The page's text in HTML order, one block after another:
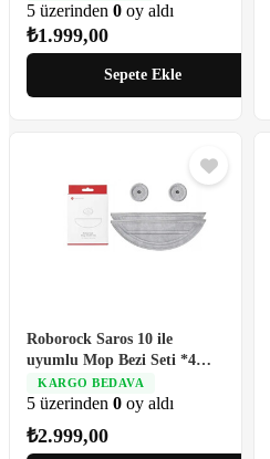
5 üzerinden 0 oy aldı
₺1.999,00
Sepete Ekle
Roborock Saros 10 ile
uyumlu Mop Bezi Seti *4
Adet
KARGO BEDAVA
5 üzerinden 0 oy aldı
₺2.999,00